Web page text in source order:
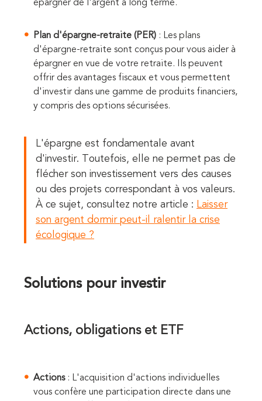
épargner de l'argent à long terme.
Plan d'épargne-retraite (PER) : Les plans
d'épargne-retraite sont conçus pour vous aider à
épargner en vue de votre retraite. Ils peuvent
offrir des avantages fiscaux et vous permettent
d'investir dans une gamme de produits financiers,
y compris des options sécurisées.
L'épargne est fondamentale avant
d'investir. Toutefois, elle ne permet pas de
flécher son investissement vers des causes
ou des projets correspondant à vos valeurs.
À ce sujet, consultez notre article : Laisser
son argent dormir peut-il ralentir la crise
écologique ?
Solutions pour investir
Actions, obligations et ETF
Actions : L'acquisition d'actions individuelles
vous confère une participation directe dans une